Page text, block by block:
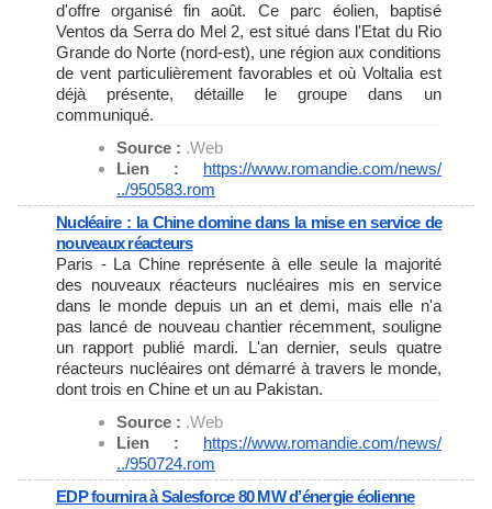
d'offre organisé fin août. Ce parc éolien, baptisé
Ventos da Serra do Mel 2, est situé dans l'Etat du Rio
Grande do Norte (nord-est), une région aux conditions
de vent particulièrement favorables et où Voltalia est
déjà présente, détaille le groupe dans un
communiqué.
Source : .Web
Lien : https://www.romandie.com/news/
../950583.rom
Nucléaire : la Chine domine dans la mise en service de
nouveaux réacteurs
Paris - La Chine représente à elle seule la majorité
des nouveaux réacteurs nucléaires mis en service
dans le monde depuis un an et demi, mais elle n'a
pas lancé de nouveau chantier récemment, souligne
un rapport publié mardi. L'an dernier, seuls quatre
réacteurs nucléaires ont démarré à travers le monde,
dont trois en Chine et un au Pakistan.
Source : .Web
Lien : https://www.romandie.com/news/
../950724.rom
EDP ​​fournira à Salesforce 80 MW d’énergie éolienne